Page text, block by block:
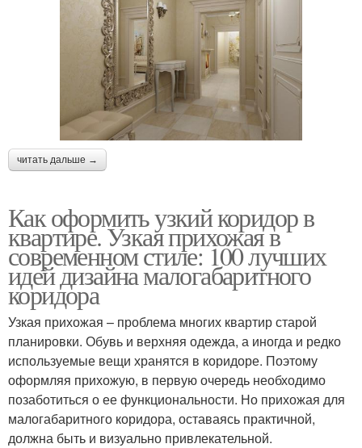
читать дальше →
Как оформить узкий коридор в
квартире. Узкая прихожая в
современном стиле: 100 лучших
идей дизайна малогабаритного
коридора
Узкая прихожая – проблема многих квартир старой
планировки. Обувь и верхняя одежда, а иногда и редко
используемые вещи хранятся в коридоре. Поэтому
оформляя прихожую, в первую очередь необходимо
позаботиться о ее функциональности. Но прихожая для
малогабаритного коридора, оставаясь практичной,
должна быть и визуально привлекательной.